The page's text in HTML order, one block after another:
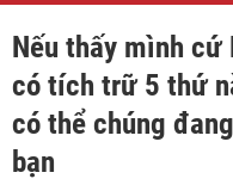
Nếu thấy mình cứ
có tích trữ 5 thứ
có thể chúng
bạn